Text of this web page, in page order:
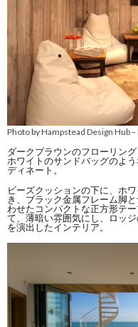
Photo by Hampstead Design Hub–
ダークブラウンのフローリン
ホワイトのサンドバッグのよ
ディネート。
ビーズクッションの下に、ホ
き、ブラック金属フレーム脚
わせたコンパクトな正方形テ
て、薄暗い雰囲気にし、ロッ
を演出したインテリア。